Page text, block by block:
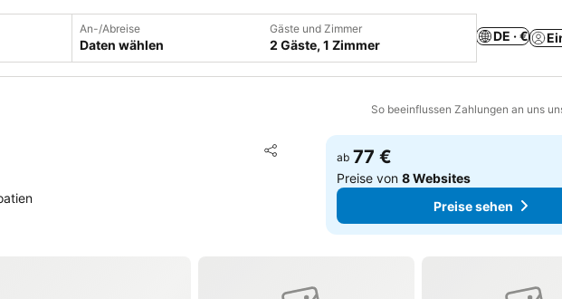
An-/Abreise
Daten wählen
Gäste und Zimmer
2 Gäste, 1 Zimmer
DE · €
So beeinflussen Zahlungen an uns
Teilen
Zu Favoriten hinzufügen
ab 77 €
Preise von8 Websites
Preise sehen